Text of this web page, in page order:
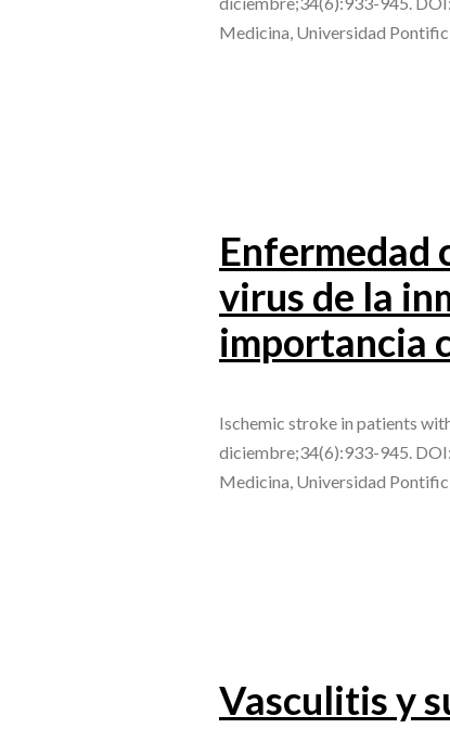
Medicina, Universidad
Enfermedad
virus de la
importancia
Ischemic stroke in patients
diciembre;34(6):933-945.
Medicina, Universidad
Vasculitis y